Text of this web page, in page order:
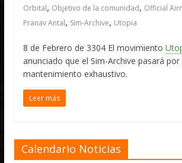
Orbital, Objetivo de la comunidad, Official
Pranav Antal, Sim-Archive, Utopia
8 de Febrero de 3304 El movimiento
anunciado que el Sim-Archive pasará
mantenimiento exhaustivo.
Leer más
Calendario Noticias